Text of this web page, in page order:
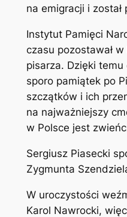
na emigracji i
Instytut Pamięci
czasu pozostawał
pisarza. Dzięki
sporo pamiątek po
szczątków i ich
na najważniejszy
w Polsce jest
Sergiusz Piasecki
Zygmunta
W uroczystości
Karol Nawrocki,